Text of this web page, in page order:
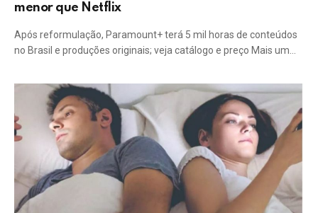
menor que Netflix
Após reformulação, Paramount+ terá 5 mil horas de conteúdos
no Brasil e produções originais; veja catálogo e preço Mais um…